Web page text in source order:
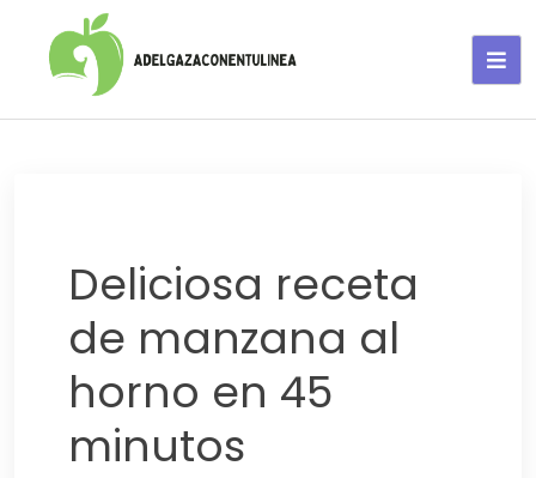
Deliciosa receta
de manzana al
horno en 45
minutos